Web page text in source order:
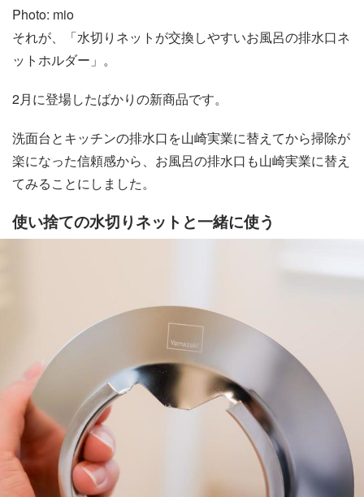
Photo: mio
それが、「水切りネットが交換しやすいお風呂の排水口ネ
ットホルダー」。
2月に登場したばかりの新商品です。
洗面台とキッチンの排水口を山崎実業に替えてから掃除が
楽になった信頼感から、お風呂の排水口も山崎実業に替え
てみることにしました。
使い捨ての水切りネットと一緒に使う